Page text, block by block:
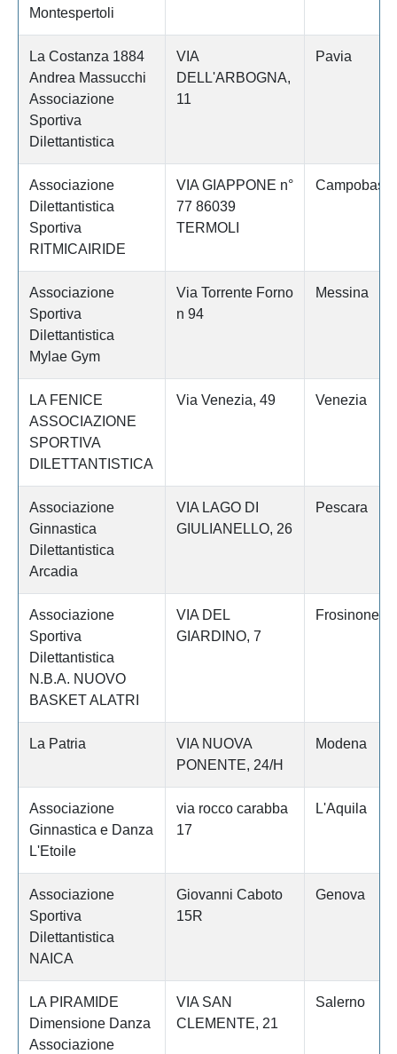
Montespertoli
La Costanza 1884
Andrea Massucchi
Associazione
Sportiva
Dilettantistica
VIA
DELL'ARBOGNA,
11
Pavia
Associazione
Dilettantistica
Sportiva
RITMICAIRIDE
VIA GIAPPONE n°
77 86039
TERMOLI
Associazione
Sportiva
Dilettantistica
Mylae Gym
Via Torrente Forno
n 94
Messina
LA FENICE
ASSOCIAZIONE
SPORTIVA
DILETTANTISTICA
Via Venezia, 49 Venezia
Associazione
Ginnastica
Dilettantistica
Arcadia
VIA LAGO DI
GIULIANELLO, 26
Pescara
Associazione
Sportiva
Dilettantistica
N.B.A. NUOVO
BASKET ALATRI
VIA DEL
GIARDINO, 7
Frosinone
La Patria
VIA NUOVA
PONENTE, 24/H
Modena
Associazione
Ginnastica e Danza
L'Etoile
via rocco carabba
17
L'Aquila
Associazione
Sportiva
Dilettantistica
NAICA
Giovanni Caboto
15R
Genova
LA PIRAMIDE
Dimensione Danza
Associazione
VIA SAN
CLEMENTE, 21
Salerno